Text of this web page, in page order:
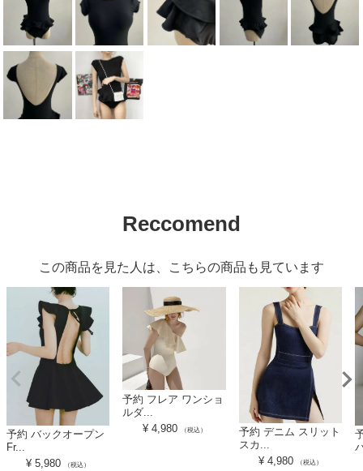
Reccomend
この商品を見た人は、こちらの商品も見ています
予約 バックオープン
Fr...
¥ 5,980 （税込）
予約 フレア ワンショ
ルダ...
¥ 4,980 （税込）
予約 デニム スリット
スカ...
¥ 4,980 （税込）